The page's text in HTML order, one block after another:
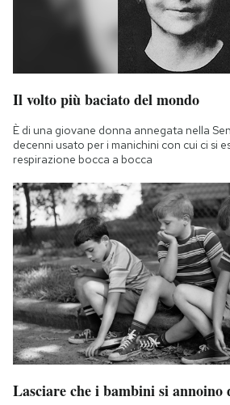
Il volto più baciato del mondo
È di una giovane donna annegata nella
decenni usato per i manichini con cui ci si
respirazione bocca a bocca
Lasciare che i bambini si annoino